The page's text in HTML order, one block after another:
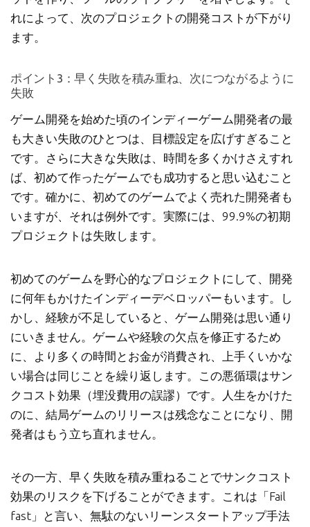
れによって、次のプロジェクトの開発コストが下がり
ます。
ポイント3：早く失敗を積み重ね、次につながるように
失敗
ゲーム開発を始めた頃のインディーゲーム開発者の最
も大きい失敗のひとつは、目標設定を広げすぎること
です。さらに大きな失敗は、時間を多くかけさえすれ
ば、初めて作ったゲームでも成功すると思い込むこと
です。確かに、初めてのゲームでよく売れた開発者も
いますが、それは例外です。実際には、99.9%の初期
プロジェクトは失敗します。
初めてのゲームを野心的なプロジェクトにして、開発
に何年もかけたインディーデベロッパーもいます。し
かし、経験が不足していると、ゲーム開発は思い通り
にいきません。ゲームや経験の欠点を修正するため
に、より多くの時間とお金が消費され、上手くいかな
い場合は同じことを繰り返します。この悪循環はサン
クコスト効果（埋没費用の誤謬）です。人生をかけた
のに、結局ゲームのリリースは残念なことになり、開
発者はもう立ち直れません。
その一方、早く失敗を積み重ねることでサンクコスト
効果のリスクを下げることができます。これは「Fail
fast」と言い、無駄のないリーンスタートアップ手法